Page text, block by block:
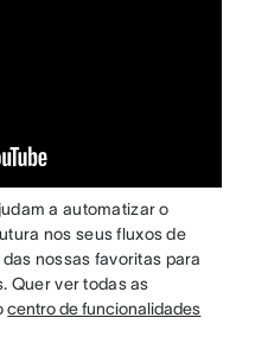
a automatizar o
nos seus fluxos de
nossas favoritas para
Quer ver todas as
centro de funcionalidades